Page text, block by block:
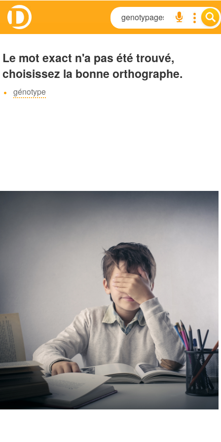
Le mot exact n'a pas été trouvé,
choisissez la bonne orthographe.
génotype